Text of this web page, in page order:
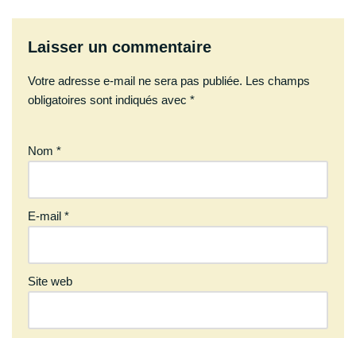
Laisser un commentaire
Votre adresse e-mail ne sera pas publiée. Les champs
obligatoires sont indiqués avec *
Nom *
E-mail *
Site web